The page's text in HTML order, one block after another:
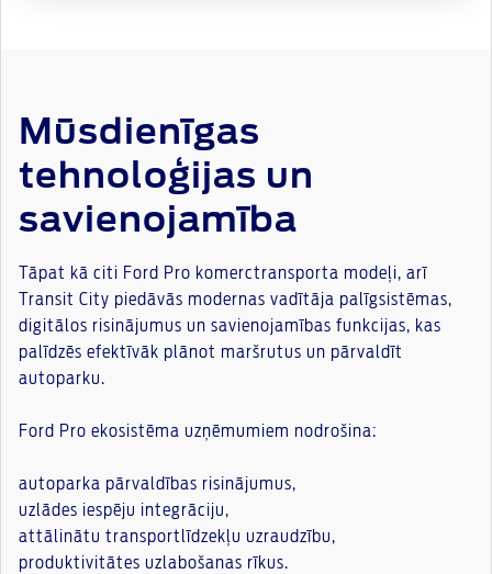
Mūsdienīgas
tehnoloģijas un
savienojamība
Tāpat kā citi Ford Pro komerctransporta modeļi, arī
Transit City piedāvās modernas vadītāja palīgsistēmas,
digitālos risinājumus un savienojamības funkcijas, kas
palīdzēs efektīvāk plānot maršrutus un pārvaldīt
autoparku.
Ford Pro ekosistēma uzņēmumiem nodrošina:
autoparka pārvaldības risinājumus,
uzlādes iespēju integrāciju,
attālinātu transportlīdzekļu uzraudzību,
produktivitātes uzlabošanas rīkus.